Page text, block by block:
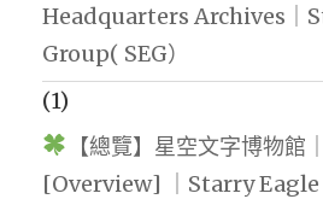
Headquarters Archives｜
Group( SEG）
(1)
【總覽】星空文字博物館
[Overview] ｜Starry Eagle